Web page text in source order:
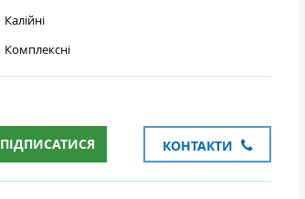
Калійні
Комплексні
ПІДПИСАТИСЯ КОНТАКТИ